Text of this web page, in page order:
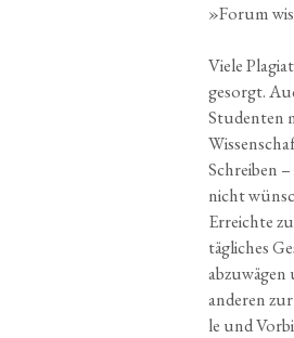
»Forum
Vie­le
gesorgt.
Stu­den­ten
Schrei­ben
nicht
Erreich­te
täg­li­ches
abzu­wä­gen
ande­ren
le und